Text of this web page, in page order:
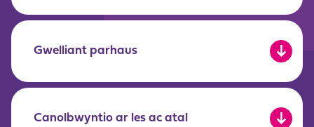
Gwelliant parhaus
Canolbwyntio ar les ac atal